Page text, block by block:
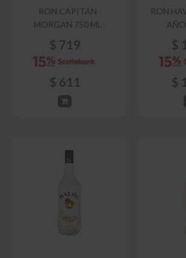
RON CAPITAN
MORGAN 750 ML
$ 719
$ 611
RON
$
$